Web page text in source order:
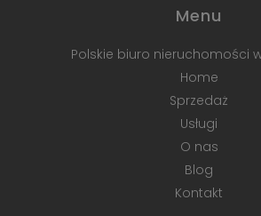
Menu
Polskie biuro nieruchomości
Home
Sprzedaż
Usługi
O nas
Blog
Kontakt